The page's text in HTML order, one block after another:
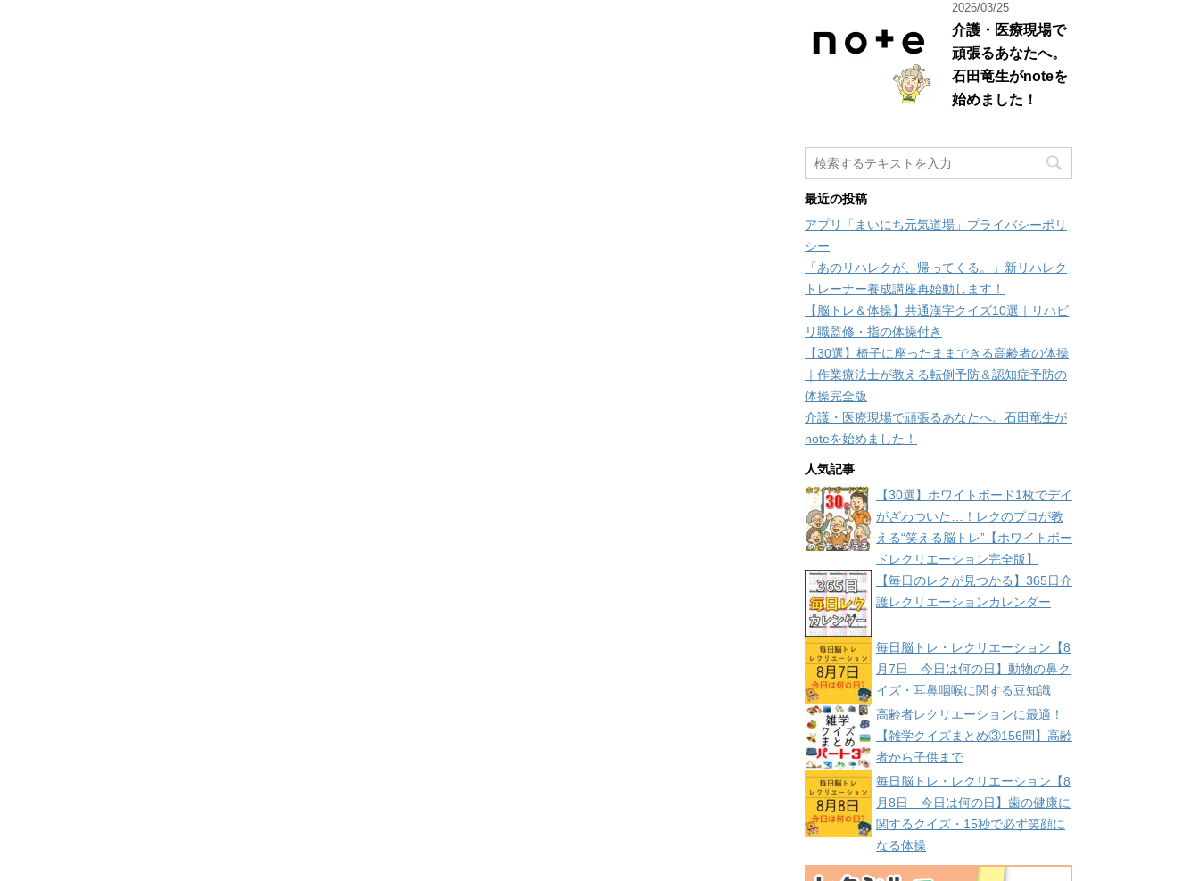
2026/03/25
介護・医療現場で
頑張るあなたへ。
石田竜生がnoteを
始めました！
最近の投稿
アプリ「まいにち元気道場」プライバシーポリ
シー
「あのリハレクが、帰ってくる。」新リハレク
トレーナー養成講座再始動します！
【脳トレ＆体操】共通漢字クイズ10選｜リハビ
リ職監修・指の体操付き
【30選】椅子に座ったままできる高齢者の体操
｜作業療法士が教える転倒予防＆認知症予防の
体操完全版
介護・医療現場で頑張るあなたへ。石田竜生が
noteを始めました！
人気記事
【30選】ホワイトボード1枚でデイ
がざわついた…！レクのプロが教
える“笑える脳トレ”【ホワイトボー
ドレクリエーション完全版】
【毎日のレクが見つかる】365日介
護レクリエーションカレンダー
毎日脳トレ・レクリエーション【8
月7日 今日は何の日】動物の鼻ク
イズ・耳鼻咽喉に関する豆知識
高齢者レクリエーションに最適！
【雑学クイズまとめ③156問】高齢
者から子供まで
毎日脳トレ・レクリエーション【8
月8日 今日は何の日】歯の健康に
関するクイズ・15秒で必ず笑顔に
なる体操